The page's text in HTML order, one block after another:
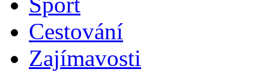
Cestování
Zajímavosti